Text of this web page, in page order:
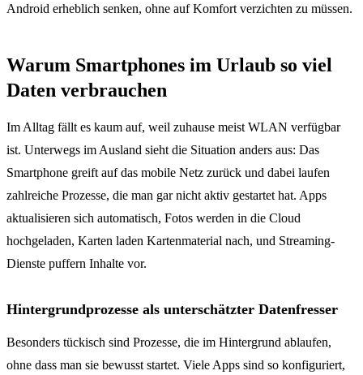
Android erheblich senken, ohne auf Komfort verzichten zu müssen.
Warum Smartphones im Urlaub so viel
Daten verbrauchen
Im Alltag fällt es kaum auf, weil zuhause meist WLAN verfügbar
ist. Unterwegs im Ausland sieht die Situation anders aus: Das
Smartphone greift auf das mobile Netz zurück und dabei laufen
zahlreiche Prozesse, die man gar nicht aktiv gestartet hat. Apps
aktualisieren sich automatisch, Fotos werden in die Cloud
hochgeladen, Karten laden Kartenmaterial nach, und Streaming-
Dienste puffern Inhalte vor.
Hintergrundprozesse als unterschätzter Datenfresser
Besonders tückisch sind Prozesse, die im Hintergrund ablaufen,
ohne dass man sie bewusst startet. Viele Apps sind so konfiguriert,